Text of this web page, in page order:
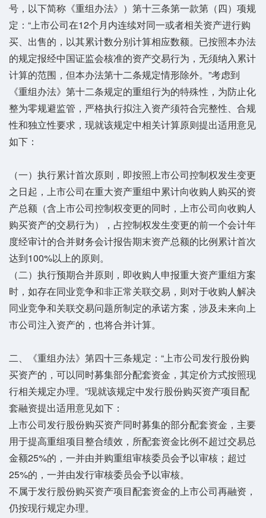
号，以下简称《重组办法》）第十三条第一款第（四）项规
定：“上市公司在12个月内连续对同一或者相关资产进行购
买、出售的，以其累计数分别计算相应数额。已按照本办法
的规定报经中国证监会核准的资产交易行为，无须纳入累计
计算的范围，但本办法第十二条规定情形除外。”考虑到
《重组办法》第十二条规定的重组行为的特殊性，为防止化
整为零规避监管，严格执行拟注入资产须符合完整性、合规
性和独立性要求，现就该规定中相关计算原则提出适用意见
如下：
（一）执行累计首次原则，即按照上市公司控制权发生变更
之日起，上市公司在重大资产重组中累计向收购人购买的资
产总额（含上市公司控制权变更的同时，上市公司向收购人
购买资产的交易行为），占控制权发生变更的前一个会计年
度经审计的合并财务会计报告期末资产总额的比例累计首次
达到100%以上的原则。
（二）执行预期合并原则，即收购人申报重大资产重组方案
时，如存在同业竞争和非正常关联交易，则对于收购人解决
同业竞争和关联交易问题所制定的承诺方案，涉及未来向上
市公司注入资产的，也将合并计算。
二、《重组办法》第四十三条规定：“上市公司发行股份购
买资产的，可以同时募集部分配套资金，其定价方式按照现
行相关规定办理。”现就该规定中发行股份购买资产项目配
套融资提出适用意见如下：
上市公司发行股份购买资产同时募集的部分配套资金，主要
用于提高重组项目整合绩效，所配套资金比例不超过交易总
金额25%的，一并由并购重组审核委员会予以审核；超过
25%的，一并由发行审核委员会予以审核。
不属于发行股份购买资产项目配套资金的上市公司再融资，
仍按现行规定办理。